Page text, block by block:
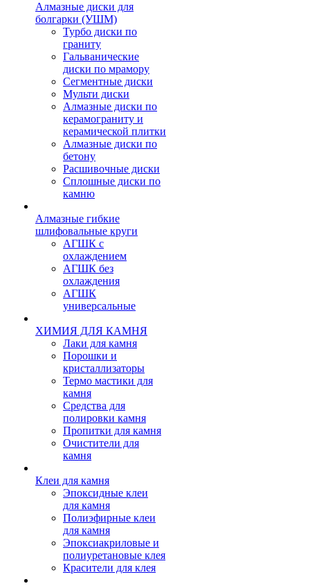
Алмазные диски для
болгарки (УШМ)
Турбо диски по
граниту
Гальванические
диски по мрамору
Сегментные диски
Мульти диски
Алмазные диски по
керамограниту и
керамической плитки
Алмазные диски по
бетону
Расшивочные диски
Сплошные диски по
камню
Алмазные гибкие
шлифовальные круги
АГШК с
охлаждением
АГШК без
охлаждения
АГШК
универсальные
ХИМИЯ ДЛЯ КАМНЯ
Лаки для камня
Порошки и
кристаллизаторы
Термо мастики для
камня
Средства для
полировки камня
Пропитки для камня
Очистители для
камня
Клеи для камня
Эпоксидные клеи
для камня
Полиэфирные клеи
для камня
Эпоксиакриловые и
полиуретановые клея
Красители для клея